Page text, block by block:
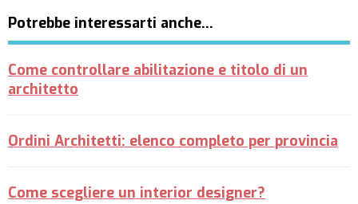
Potrebbe interessarti anche…
Come controllare abilitazione e titolo di un
architetto
Ordini Architetti: elenco completo per provincia
Come scegliere un interior designer?